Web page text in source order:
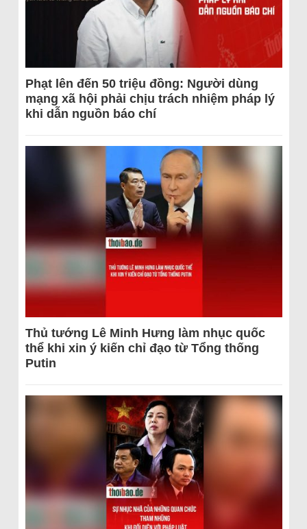
Phạt lên đến 50 triệu đồng: Người dùng
mạng xã hội phải chịu trách nhiệm pháp lý
khi dẫn nguồn báo chí
Thủ tướng Lê Minh Hưng làm nhục quốc
thể khi xin ý kiến chỉ đạo từ Tổng thống
Putin